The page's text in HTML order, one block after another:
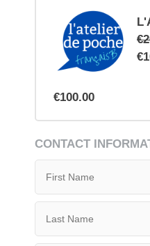
€100.00
CONTACT